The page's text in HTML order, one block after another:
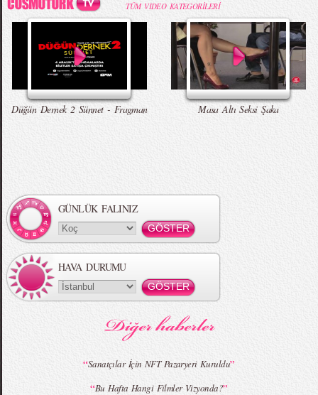
TÜM VIDEO KATEGORİLERİ
Düğün Dernek 2 Sünnet - Fragman Masa Altı Seksi Şaka
GÜNLÜK FALINIZ
HAVA DURUMU
“Sanatçılar İçin NFT Pazaryeri Kuruldu”
“Bu Hafta Hangi Filmler Vizyonda?”